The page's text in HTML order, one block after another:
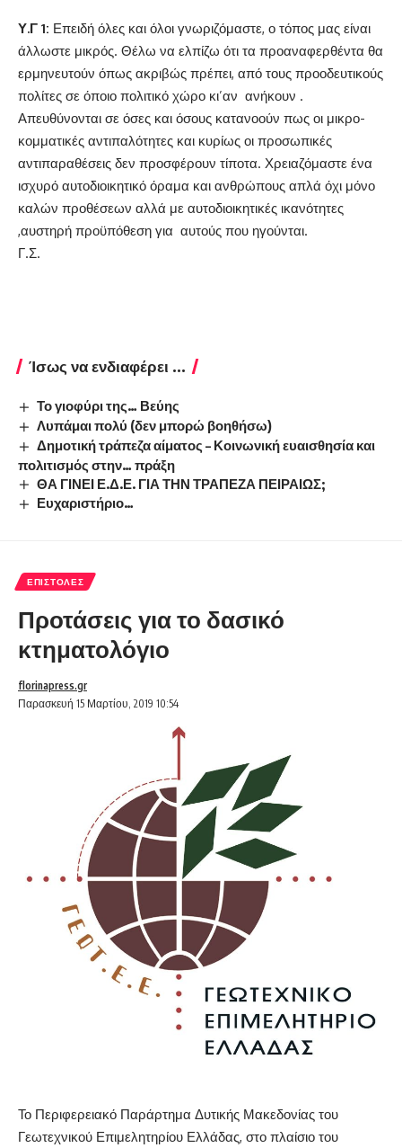
Υ.Γ 1: Επειδή όλες και όλοι γνωριζόμαστε, ο τόπος μας είναι
άλλωστε μικρός. Θέλω να ελπίζω ότι τα προαναφερθέντα θα
ερμηνευτούν όπως ακριβώς πρέπει, από τους προοδευτικούς
πολίτες σε όποιο πολιτικό χώρο κι’αν ανήκουν .
Απευθύνονται σε όσες και όσους κατανοούν πως οι μικρο-
κομματικές αντιπαλότητες και κυρίως οι προσωπικές
αντιπαραθέσεις δεν προσφέρουν τίποτα. Χρειαζόμαστε ένα
ισχυρό αυτοδιοικητικό όραμα και ανθρώπους απλά όχι μόνο
καλών προθέσεων αλλά με αυτοδιοικητικές ικανότητες
,αυστηρή προϋπόθεση για αυτούς που ηγούνται.
Γ.Σ.
Ίσως να ενδιαφέρει ...
Το γιοφύρι της… Βεύης
Λυπάμαι πολύ (δεν μπορώ βοηθήσω)
Δημοτική τράπεζα αίματος – Κοινωνική ευαισθησία και
πολιτισμός στην… πράξη
ΘΑ ΓΙΝΕΙ Ε.Δ.Ε. ΓΙΑ ΤΗΝ ΤΡΑΠΕΖΑ ΠΕΙΡΑΙΩΣ;
Ευχαριστήριο…
ΕΠΙΣΤΟΛΈΣ
Προτάσεις για το δασικό
κτηματολόγιο
Παρασκευή 15 Μαρτίου, 2019 10:54
florinapress.gr
Το Περιφερειακό Παράρτημα Δυτικής Μακεδονίας του
Γεωτεχνικού Επιμελητηρίου Ελλάδας, στο πλαίσιο του